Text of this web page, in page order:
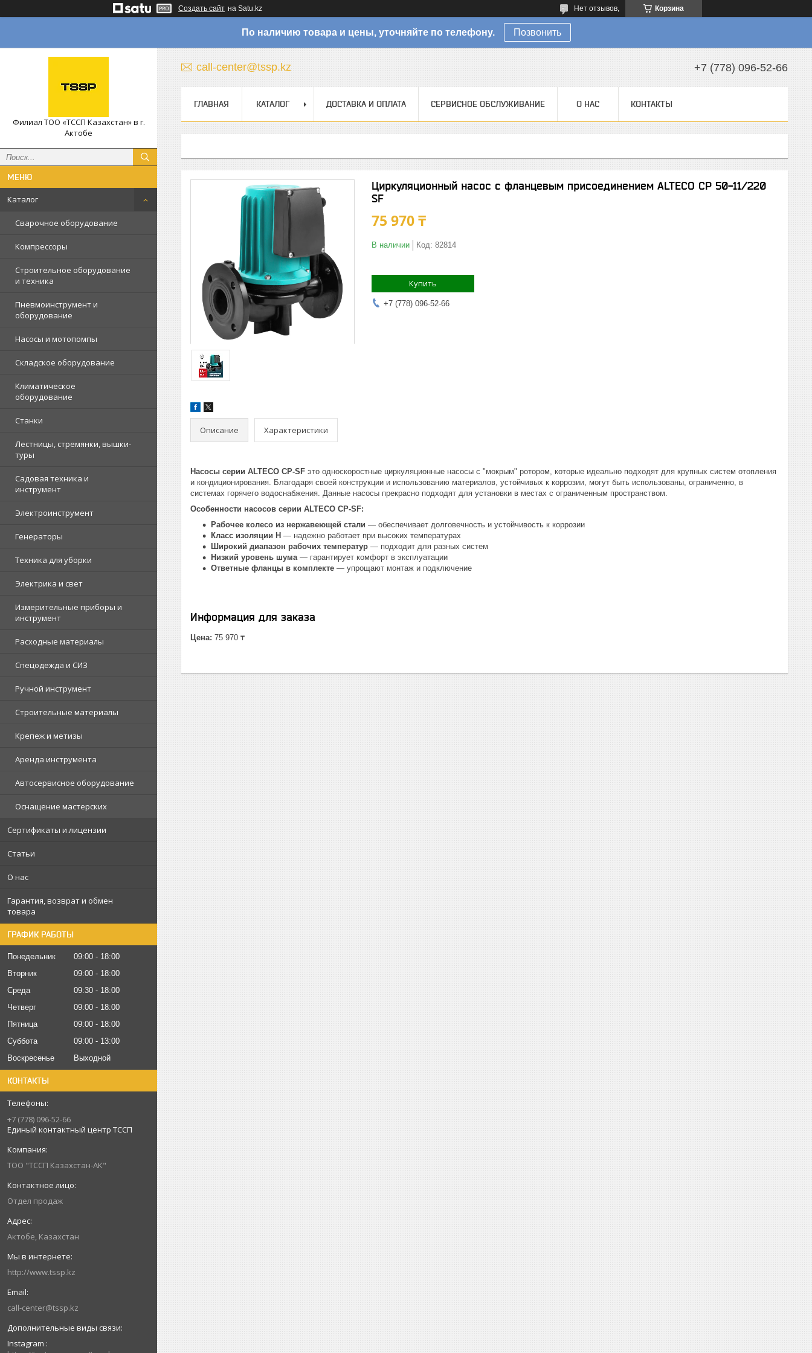
Создать сайт на Satu.kz Корзина
Нет отзывов,
По наличию товара и цены, уточняйте по телефону. Позвонить
Филиал ТОО «ТССП Казахстан» в г.
Актобе
Каталог
Сварочное оборудование
Компрессоры
Строительное оборудование
и техника
Пневмоинструмент и
оборудование
Насосы и мотопомпы
Складское оборудование
Климатическое
оборудование
Станки
Лестницы, стремянки, вышки-
туры
Садовая техника и
инструмент
Электроинструмент
Генераторы
Техника для уборки
Электрика и свет
Измерительные приборы и
инструмент
Расходные материалы
Спецодежда и СИЗ
Ручной инструмент
Строительные материалы
Крепеж и метизы
Аренда инструмента
Автосервисное оборудование
Оснащение мастерских
Сертификаты и лицензии
Статьи
О нас
Гарантия, возврат и обмен
товара
ГРАФИК РАБОТЫ
Понедельник 09:00
18:00
Вторник
09:00
18:00
Среда
09:30
18:00
Четверг
09:00
18:00
Пятница
09:00
18:00
Суббота
09:00
13:00
Воскресенье
Выходной
КОНТАКТЫ
+7 (778) 096-52-66
Единый контактный центр ТССП
ТОО "ТССП Казахстан-АК"
Отдел продаж
Актобе, Казахстан
http://www.tssp.kz
call-center@tssp.kz
Instagram
call-center@tssp.kz +7 (778) 096-52-66
ГЛАВНАЯ КАТАЛОГ ДОСТАВКА И ОПЛАТА СЕРВИСНОЕ ОБСЛУЖИВАНИЕ О НАС КОНТАКТЫ
Циркуляционный насос с фланцевым присоединением ALTECO CP 50-11/220
SF
75 970 ₸
В наличии Код: 82814
Купить
+7 (778) 096-52-66
Описание Характеристики
Насосы серии ALTECO CP-SF это односкоростные циркуляционные насосы с "мокрым" ротором, которые идеально подходят для крупных систем отопления
и кондиционирования. Благодаря своей конструкции и использованию материалов, устойчивых к коррозии, могут быть использованы, ограниченно, в
системах горячего водоснабжения. Данные насосы прекрасно подходят для установки в местах с ограниченным пространством.
Особенности насосов серии ALTECO CP-SF:
Рабочее колесо из нержавеющей стали — обеспечивает долговечность и устойчивость к коррозии
Класс изоляции H — надежно работает при высоких температурах
Широкий диапазон рабочих температур — подходит для разных систем
Низкий уровень шума— гарантирует комфорт в эксплуатации
Ответные фланцы в комплекте — упрощают монтаж и подключение
Информация для заказа
Цена: 75 970 ₸